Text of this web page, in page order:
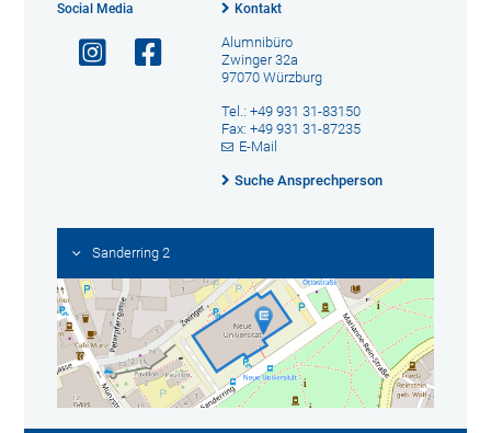
Social Media Kontakt
Alumnibüro
Zwinger 32a
97070 Würzburg
Tel.: +49 931 31-83150
Fax: +49 931 31-87235
E-Mail
Suche Ansprechperson
Sanderring 2